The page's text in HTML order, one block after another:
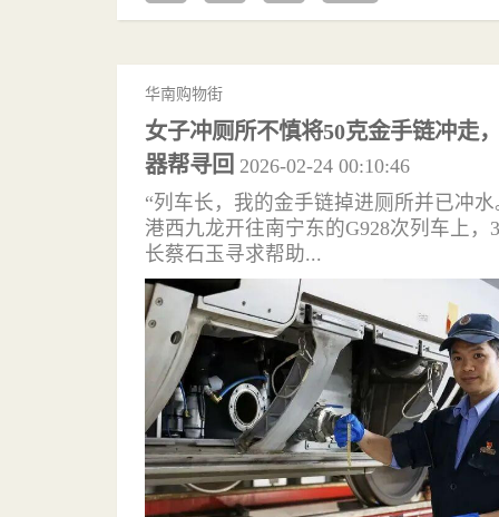
华南购物街
女子冲厕所不慎将50克金手链冲走
器帮寻回 2026-02-24 00:10:46
“列车长，我的金手链掉进厕所并已冲
港西九龙开往南宁东的G928次列车上
长蔡石玉寻求帮助...